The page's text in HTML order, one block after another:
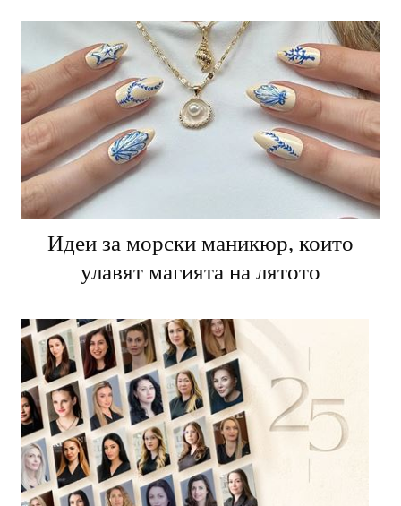
Идеи за морски маникюр, които
улавят магията на лятото